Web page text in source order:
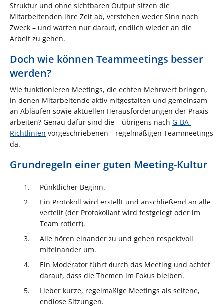
Struktur und ohne sichtbaren Output sitzen die
Mitarbeitenden ihre Zeit ab, verstehen weder Sinn noch
Zweck – und warten nur darauf, endlich wieder an die
Arbeit zu gehen.
Doch wie können Teammeetings besser
werden?
Wie funktionieren Meetings, die echten Mehrwert bringen,
in denen Mitarbeitende aktiv mitgestalten und gemeinsam
an Abläufen sowie aktuellen Herausforderungen der Praxis
arbeiten? Genau dafür sind die – übrigens nach G-BA-
Richtlinien vorgeschriebenen – regelmäßigen Teammeetings
da.
Grundregeln einer guten Meeting-Kultur
Pünktlicher Beginn.
Ein Protokoll wird erstellt und anschließend an alle
verteilt (der Protokollant wird festgelegt oder im
Team rotiert).
Alle hören einander zu und gehen respektvoll
miteinander um.
Ein Moderator führt durch das Meeting und achtet
darauf, dass die Themen im Fokus bleiben.
Lieber kurze, regelmäßige Meetings als seltene,
endlose Sitzungen.